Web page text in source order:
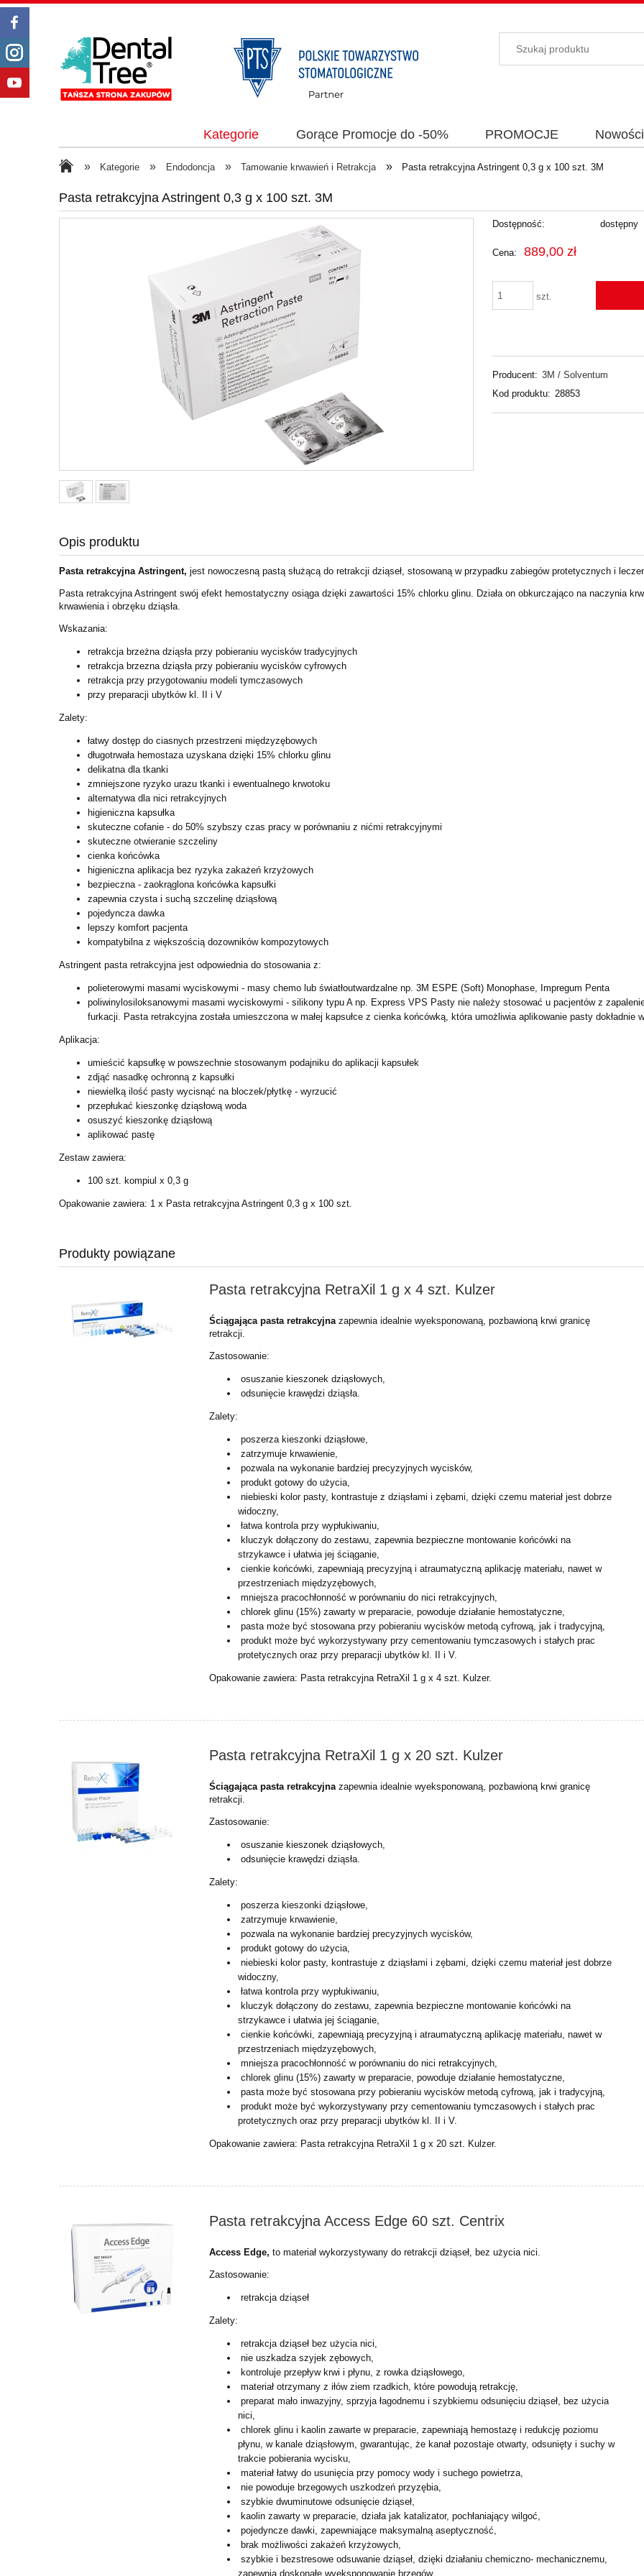
Kategorie Gorące Promocje do -50% PROMOCJE Nowości
» Kategorie » Endodoncja » Tamowanie krwawień i Retrakcja » Pasta retrakcyjna Astringent 0,3 g x 100 szt. 3M
Pasta retrakcyjna Astringent 0,3 g x 100 szt. 3M
Dostępność: dostępny
Cena: 889,00 zł
szt.
Producent: 3M / Solventum
Kod produktu: 28853
Opis produktu
Pasta retrakcyjna Astringent, jest nowoczesną pastą służącą do retrakcji dziąseł, stosowaną w przypadku zabiegów protetycznych i
Pasta retrakcyjna Astringent swój efekt hemostatyczny osiąga dzięki zawartości 15% chlorku glinu. Działa on obkurczająco na naczynia
krwawienia i obrzęku dziąsła.
Wskazania:
retrakcja brzeżna dziąsła przy pobieraniu wycisków tradycyjnych
retrakcja brzezna dziąsła przy pobieraniu wycisków cyfrowych
retrakcja przy przygotowaniu modeli tymczasowych
przy preparacji ubytków kl. II i V
Zalety:
łatwy dostęp do ciasnych przestrzeni międzyzębowych
długotrwała hemostaza uzyskana dzięki 15% chlorku glinu
delikatna dla tkanki
zmniejszone ryzyko urazu tkanki i ewentualnego krwotoku
alternatywa dla nici retrakcyjnych
higieniczna kapsułka
skuteczne cofanie - do 50% szybszy czas pracy w porównaniu z nićmi retrakcyjnymi
skuteczne otwieranie szczeliny
cienka końcówka
higieniczna aplikacja bez ryzyka zakażeń krzyżowych
bezpieczna - zaokrąglona końcówka kapsułki
zapewnia czysta i suchą szczelinę dziąsłową
pojedyncza dawka
lepszy komfort pacjenta
kompatybilna z większością dozowników kompozytowych
Astringent pasta retrakcyjna jest odpowiednia do stosowania z:
polieterowymi masami wyciskowymi - masy chemo lub światłoutwardzalne np. 3M ESPE (Soft) Monophase, Impregum Penta
poliwinylosiloksanowymi masami wyciskowymi - silikony typu A np. Express VPS Pasty nie należy stosować u pacjentów z
furkacji. Pasta retrakcyjna została umieszczona w małej kapsułce z cienka końcówką, która umożliwia aplikowanie pasty dokładnie
Aplikacja:
umieścić kapsułkę w powszechnie stosowanym podajniku do aplikacji kapsułek
zdjąć nasadkę ochronną z kapsułki
niewielką ilość pasty wycisnąć na bloczek/płytkę - wyrzucić
przepłukać kieszonkę dziąsłową woda
osuszyć kieszonkę dziąsłową
aplikować pastę
Zestaw zawiera:
100 szt. kompiul x 0,3 g
Opakowanie zawiera: 1 x Pasta retrakcyjna Astringent 0,3 g x 100 szt.
Produkty powiązane
Pasta retrakcyjna RetraXil 1 g x 4 szt. Kulzer
Ściągająca pasta retrakcyjnazapewnia idealnie wyeksponowaną, pozbawioną krwi granicę
retrakcji.
Zastosowanie:
osuszanie kieszonek dziąsłowych,
odsunięcie krawędzi dziąsła.
Zalety:
poszerza kieszonki dziąsłowe,
zatrzymuje krwawienie,
pozwala na wykonanie bardziej precyzyjnych wycisków,
produkt gotowy do użycia,
niebieski kolor pasty, kontrastuje z dziąsłami i zębami, dzięki czemu materiał jest dobrze
widoczny,
łatwa kontrola przy wypłukiwaniu,
kluczyk dołączony do zestawu, zapewnia bezpieczne montowanie końcówki na
strzykawce i ułatwia jej ściąganie,
cienkie końcówki, zapewniają precyzyjną i atraumatyczną aplikację materiału, nawet w
przestrzeniach międzyzębowych,
mniejsza pracochłonność w porównaniu do nici retrakcyjnych,
chlorek glinu (15%) zawarty w preparacie, powoduje działanie hemostatyczne,
pasta może być stosowana przy pobieraniu wycisków metodą cyfrową, jak i tradycyjną,
produkt może być wykorzystywany przy cementowaniu tymczasowych i stałych prac
protetycznych oraz przy preparacji ubytków kl. II i V.
Opakowanie zawiera: Pasta retrakcyjna RetraXil 1 g x 4 szt. Kulzer.
Pasta retrakcyjna RetraXil 1 g x 20 szt. Kulzer
Ściągająca pasta retrakcyjnazapewnia idealnie wyeksponowaną, pozbawioną krwi granicę
retrakcji.
Zastosowanie:
osuszanie kieszonek dziąsłowych,
odsunięcie krawędzi dziąsła.
Zalety:
poszerza kieszonki dziąsłowe,
zatrzymuje krwawienie,
pozwala na wykonanie bardziej precyzyjnych wycisków,
produkt gotowy do użycia,
niebieski kolor pasty, kontrastuje z dziąsłami i zębami, dzięki czemu materiał jest dobrze
widoczny,
łatwa kontrola przy wypłukiwaniu,
kluczyk dołączony do zestawu, zapewnia bezpieczne montowanie końcówki na
strzykawce i ułatwia jej ściąganie,
cienkie końcówki, zapewniają precyzyjną i atraumatyczną aplikację materiału, nawet w
przestrzeniach międzyzębowych,
mniejsza pracochłonność w porównaniu do nici retrakcyjnych,
chlorek glinu (15%) zawarty w preparacie, powoduje działanie hemostatyczne,
pasta może być stosowana przy pobieraniu wycisków metodą cyfrową, jak i tradycyjną,
produkt może być wykorzystywany przy cementowaniu tymczasowych i stałych prac
protetycznych oraz przy preparacji ubytków kl. II i V.
Opakowanie zawiera: Pasta retrakcyjna RetraXil 1 g x 20 szt. Kulzer.
Pasta retrakcyjna Access Edge 60 szt. Centrix
Access Edge,to materiał wykorzystywany do retrakcji dziąseł, bez użycia nici.
Zastosowanie:
retrakcja dziąseł
Zalety:
retrakcja dziąseł bez użycia nici,
nie uszkadza szyjek zębowych,
kontroluje przepływ krwi i płynu, z rowka dziąsłowego,
materiał otrzymany z iłów ziem rzadkich, które powodują retrakcję,
preparat mało inwazyjny, sprzyja łagodnemu i szybkiemu odsunięciu dziąseł, bez użycia
nici,
chlorek glinu i kaolin zawarte w preparacie, zapewniają hemostazę i redukcję poziomu
płynu, w kanale dziąsłowym, gwarantując, że kanał pozostaje otwarty, odsunięty i suchy w
trakcie pobierania wycisku,
materiał łatwy do usunięcia przy pomocy wody i suchego powietrza,
nie powoduje brzegowych uszkodzeń przyzębia,
szybkie dwuminutowe odsunięcie dziąseł,
kaolin zawarty w preparacie, działa jak katalizator, pochłaniający wilgoć,
pojedyncze dawki, zapewniające maksymalną aseptyczność,
brak możliwości zakażeń krzyżowych,
szybkie i bezstresowe odsuwanie dziąseł, dzięki działaniu chemiczno- mechanicznemu,
zapewnia doskonałe wyeksponowanie brzegów.